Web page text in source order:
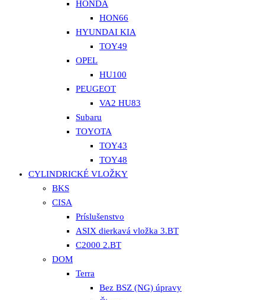
HONDA
HON66
HYUNDAI KIA
TOY49
OPEL
HU100
PEUGEOT
VA2 HU83
Subaru
TOYOTA
TOY43
TOY48
CYLINDRICKÉ VLOŽKY
BKS
CISA
Príslušenstvo
ASIX dierkavá vložka 3.BT
C2000 2.BT
DOM
Terra
Bez BSZ (NG) úpravy